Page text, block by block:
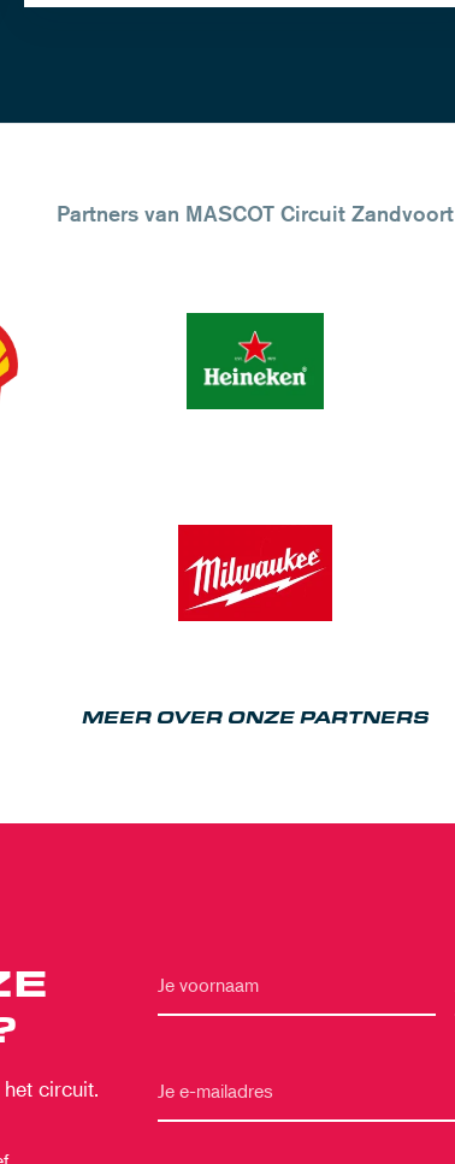
Partners van MASCOT Circuit Zandvoort
MEER OVER ONZE PARTNERS
circuit.